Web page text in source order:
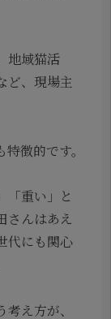
地域猫活
ど、現場主
徴的です。
「重い」と
さんはあえ
代にも関心
え方が、